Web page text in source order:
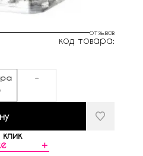
отзывов
код товара:
-
＋